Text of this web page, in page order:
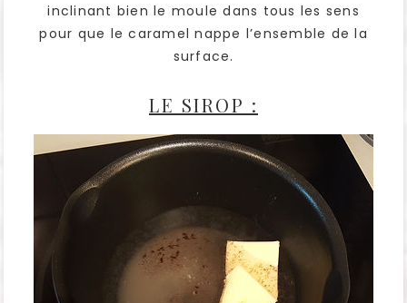
inclinant bien le moule dans tous les sens
pour que le caramel nappe l’ensemble de la
surface.
LE SIROP :